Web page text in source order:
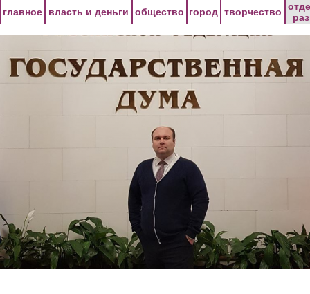
главное власть и деньги общество город творчество